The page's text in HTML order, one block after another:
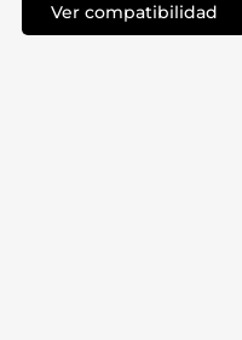
Ver compatibilidad